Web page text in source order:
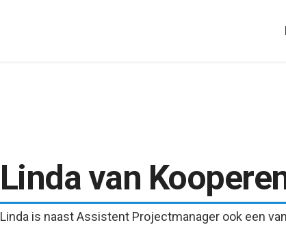
Linda van
Linda is naast Assistent Projectmanager ook een